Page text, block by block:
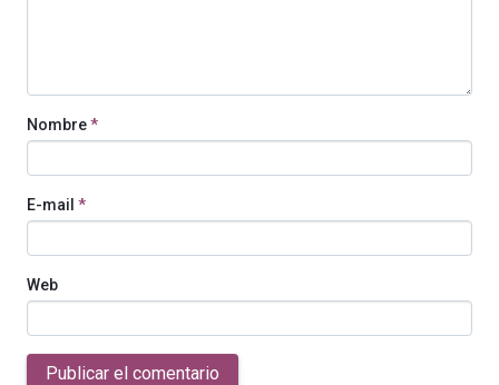
Nombre*
E-mail *
Web
Publicar el comentario